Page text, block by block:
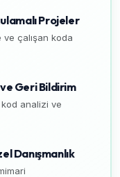
Projeler
çalışan koda
Geri Bildirim
kod analizi ve
Danışmanlık